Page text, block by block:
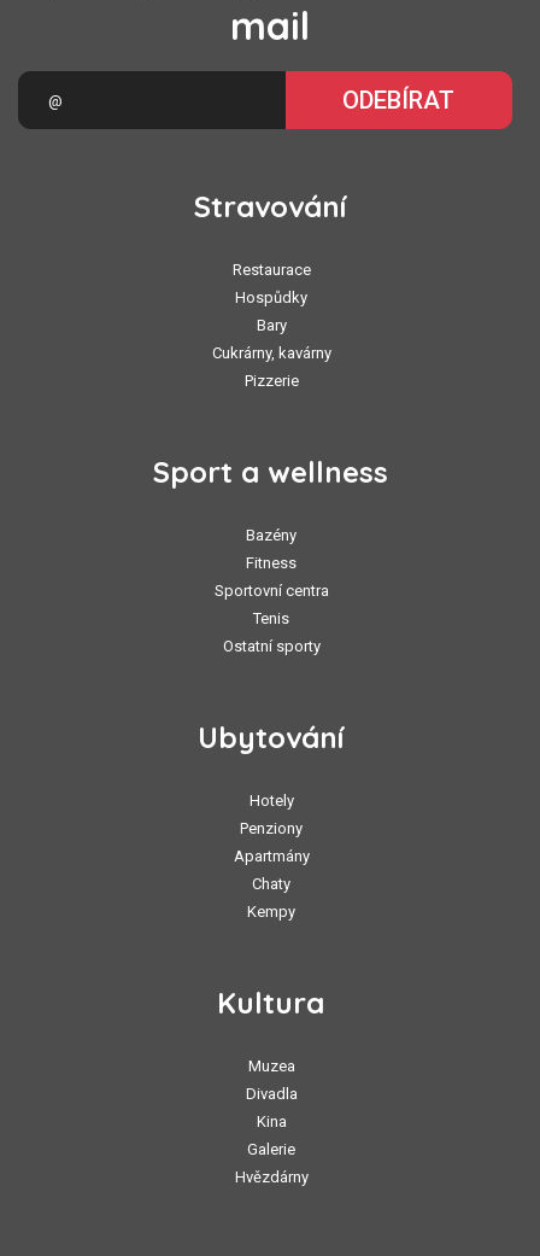
mail
ODEBÍRAT
Stravování
Restaurace
Hospůdky
Bary
Cukrárny, kavárny
Pizzerie
Sport a wellness
Bazény
Fitness
Sportovní centra
Tenis
Ostatní sporty
Ubytování
Hotely
Penziony
Apartmány
Chaty
Kempy
Kultura
Muzea
Divadla
Kina
Galerie
Hvězdárny